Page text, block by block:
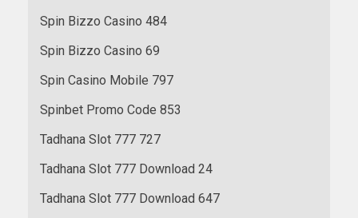
Spin Bizzo Casino 484
Spin Bizzo Casino 69
Spin Casino Mobile 797
Spinbet Promo Code 853
Tadhana Slot 777 727
Tadhana Slot 777 Download 24
Tadhana Slot 777 Download 647